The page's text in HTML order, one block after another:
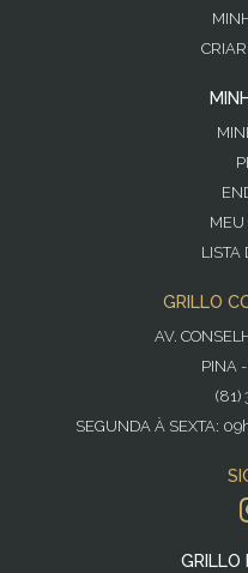
MEU
LISTA
GRILLO
AV.
PINA
(81)
SEGUNDA À SEXTA:
GRILLO